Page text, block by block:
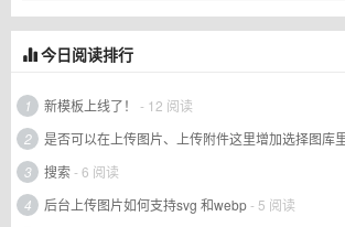
今日阅读排行
1 新模板上线了！
- 12 阅读
2
是否可以在上传图片、上传附件这里增加选择图库
3
搜索- 6 阅读
4
后台上传图片如何支持svg 和webp- 5 阅读